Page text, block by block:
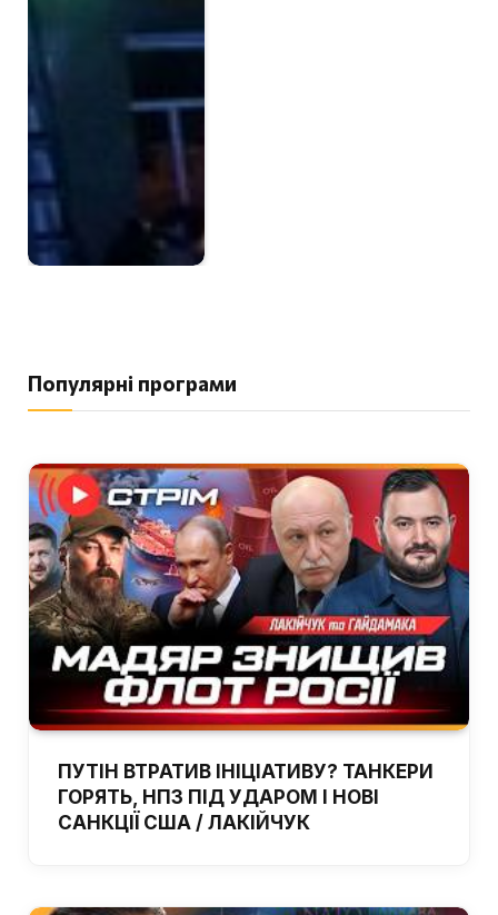
Популярні програми
ПУТІН ВТРАТИВ ІНІЦІАТИВУ? ТАНКЕРИ
ГОРЯТЬ, НПЗ ПІД УДАРОМ І НОВІ
САНКЦІЇ США / ЛАКІЙЧУК